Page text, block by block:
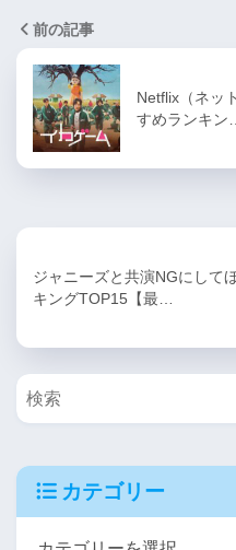
前の記事
Netflix（ネッ
すめランキン…
ジャニーズと共演NGにして
キングTOP15【最…
カテゴリー